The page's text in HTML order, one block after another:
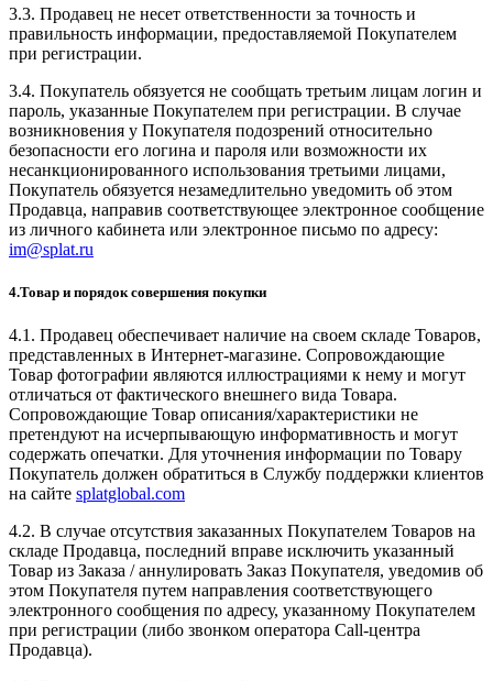
3.3. Продавец не несет ответственности за точность и
правильность информации, предоставляемой Покупателем
при регистрации.
3.4. Покупатель обязуется не сообщать третьим лицам логин и
пароль, указанные Покупателем при регистрации. В случае
возникновения у Покупателя подозрений относительно
безопасности его логина и пароля или возможности их
несанкционированного использования третьими лицами,
Покупатель обязуется незамедлительно уведомить об этом
Продавца, направив соответствующее электронное сообщение
из личного кабинета или электронное письмо по адресу:
im@splat.ru
4.Товар и порядок совершения покупки
4.1. Продавец обеспечивает наличие на своем складе Товаров,
представленных в Интернет-магазине. Сопровождающие
Товар фотографии являются иллюстрациями к нему и могут
отличаться от фактического внешнего вида Товара.
Сопровождающие Товар описания/характеристики не
претендуют на исчерпывающую информативность и могут
содержать опечатки. Для уточнения информации по Товару
Покупатель должен обратиться в Службу поддержки клиентов
на сайте splatglobal.com
4.2. В случае отсутствия заказанных Покупателем Товаров на
складе Продавца, последний вправе исключить указанный
Товар из Заказа / аннулировать Заказ Покупателя, уведомив об
этом Покупателя путем направления соответствующего
электронного сообщения по адресу, указанному Покупателем
при регистрации (либо звонком оператора Call-центра
Продавца).